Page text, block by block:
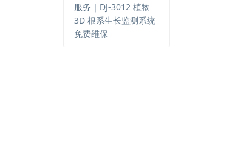
服务｜DJ-3012 植物
3D 根系生长监测系统
免费维保